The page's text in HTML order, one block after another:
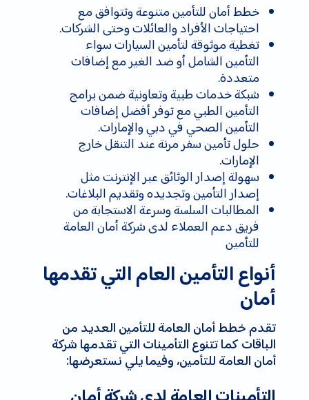
خطط أمان للتأمين متنوعة وتتوافق مع
احتياجات الأفراد والعائلات وحتى الشركات.
تغطية موثوقة لتأمين السيارات سواء
التأمين الشامل أو ضد الغير مع إضافات
متعددة.
شبكة خدمات طبية وتعاونية ضمن برامج
التأمين الطبي مع توفر أفضلإضافات
التأمين الصحي في دبيوالإمارات.
حلول تأمين سفر مرنة عند التنقل خارج
الإمارات.
سهولة إصدار الوثائق عبر الإنترنت مثل
إصدار التأمين وتجديده وتقديم البلاغات.
المطالبات السلسة وسرعة الاستجابة من
فريق دعم العملاء لدى شركة أمان العامة
للتأمين
أنواع التأمين العام التي تقدمها
أمان
تقدم خطط أمان العامة للتأمين العديد من
الباقات كما تتنوع التأمينات التي تقدمها شركة
أمان العامة للتأمين، وفيما يلي نستعرضها: